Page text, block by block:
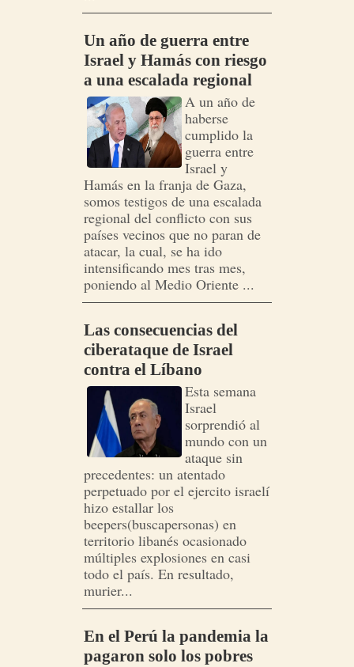
Un año de guerra entre
Israel y Hamás con riesgo
a una escalada regional
A un año de
haberse
cumplido la
guerra entre
Israel y
Hamás en la franja de Gaza,
somos testigos de una escalada
regional del conflicto con sus
países vecinos que no paran de
atacar, la cual, se ha ido
intensificando mes tras mes,
poniendo al Medio Oriente ...
Las consecuencias del
ciberataque de Israel
contra el Líbano
Esta semana
Israel
sorprendió al
mundo con un
ataque sin
precedentes: un atentado
perpetuado por el ejercito israelí
hizo estallar los
beepers(buscapersonas) en
territorio libanés ocasionado
múltiples explosiones en casi
todo el país. En resultado,
murier...
En el Perú la pandemia la
pagaron solo los pobres